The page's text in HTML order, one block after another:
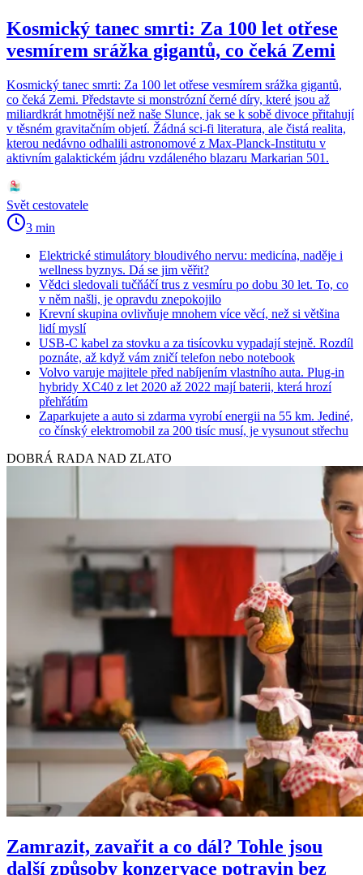
Kosmický tanec smrti: Za 100 let otřese
vesmírem srážka gigantů, co čeká Zemi
Kosmický tanec smrti: Za 100 let otřese vesmírem srážka gigantů,
co čeká Zemi. Představte si monstrózní černé díry, které jsou až
miliardkrát hmotnější než naše Slunce, jak se k sobě divoce přitahují
v těsném gravitačním objetí. Žádná sci-fi literatura, ale čistá realita,
kterou nedávno odhalili astronomové z Max-Planck-Institutu v
aktivním galaktickém jádru vzdáleného blazaru Markarian 501.
Svět cestovatele
3 min
Elektrické stimulátory bloudivého nervu: medicína, naděje i
wellness byznys. Dá se jim věřit?
Vědci sledovali tučňáčí trus z vesmíru po dobu 30 let. To, co
v něm našli, je opravdu znepokojilo
Krevní skupina ovlivňuje mnohem více věcí, než si většina
lidí myslí
USB-C kabel za stovku a za tisícovku vypadají stejně. Rozdíl
poznáte, až když vám zničí telefon nebo notebook
Volvo varuje majitele před nabíjením vlastního auta. Plug-in
hybridy XC40 z let 2020 až 2022 mají baterii, která hrozí
přehřátím
Zaparkujete a auto si zdarma vyrobí energii na 55 km. Jediné,
co čínský elektromobil za 200 tisíc musí, je vysunout střechu
DOBRÁ RADA NAD ZLATO
Zamrazit, zavařit a co dál? Tohle jsou
další způsoby konzervace potravin bez